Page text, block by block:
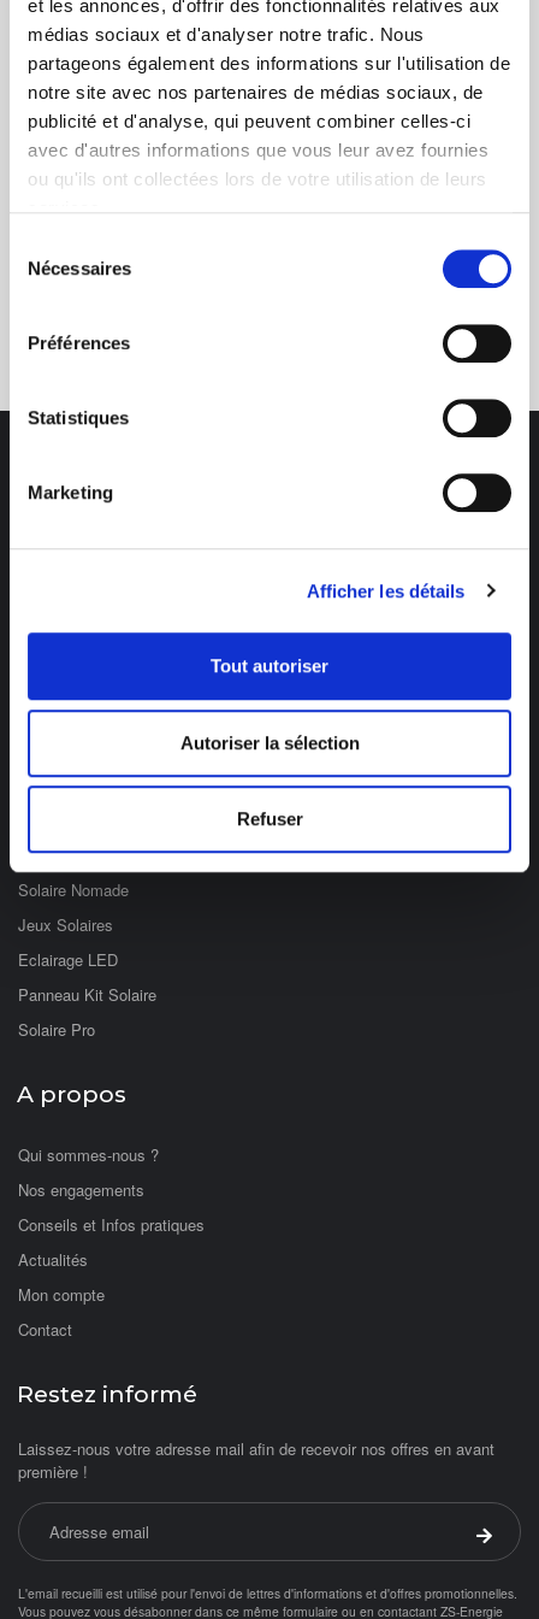
et les annonces, d'offrir des fonctionnalités relatives aux
médias sociaux et d'analyser notre trafic. Nous
partageons également des informations sur l'utilisation de
notre site avec nos partenaires de médias sociaux, de
publicité et d'analyse, qui peuvent combiner celles-ci
avec d'autres informations que vous leur avez fournies
ou qu'ils ont collectées lors de votre utilisation de leurs
Nécessaires
Préférences
Statistiques
Marketing
Afficher les détails
Tout autoriser
Autoriser la sélection
Refuser
+ de 10 ans d'expertise
dans le photovoltaïque
de 8h à 12h et de 14h à 17h
Catégories
Eclairage Solaire
Fontaines & Jardin Solaire
Solaire Nomade
Jeux Solaires
Eclairage LED
Panneau Kit Solaire
Solaire Pro
A propos
Qui sommes-nous ?
Nos engagements
Conseils et Infos pratiques
Actualités
Mon compte
Contact
Restez informé
Laissez-nous votre adresse mail afin de recevoir nos offres en avant
première !
Adresse email
Valider
L'email recueilli est utilisé pour l'envoi de lettres d'informations et d'offres promotionnelles.
Vous pouvez vous désabonner dans ce même formulaire ou en contactant ZS-Energie